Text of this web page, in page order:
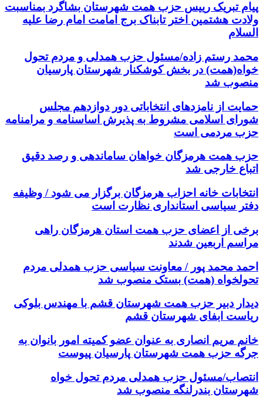
پیام تبریک رییس حزب همت شهرستان بشاگرد بمناسبت
ولادت هشتمین اختر تابناک برج امامت امام رضا علیه
السلام
محمد رستم زاده/مسئول حزب همدلی و مردم تحول
خواه(همت) در بخش کوشکنار شهرستان پارسیان
منصوب شد
حمایت از نامزدهای انتخاباتی دور دوازدهم مجلس
شورای اسلامی مشروط به پذیرش اساسنامه و مرامنامه
حزب مردمی است
حزب همت هرمزگان خواهان ساماندهی و رصد دقیق
اتباع خارجی شد
انتخابات خانه احزاب هرمزگان برگزار می شود / وظیفه
دفتر سیاسی استانداری نظارت است
برخی از اعضای حزب همت استان هرمزگان راهی
مراسم اربعین شدند
احمد محمد پور / معاونت سیاسی حزب همدلی مردم
تحولخواه (همت) بستک منصوب شد
دیدار دبیر حزب همت شهرستان قشم با مهندس بلوکی
ریاست ابفای شهرستان قشم
خانم مریم انصاری به عنوان عضو کمیته امور بانوان به
جرگه حزب همت شهرستان پارسیان پیوست
انتصاب/مسئول حزب همدلی مردم تحول خواه
شهرستان بندرلنگه منصوب شد